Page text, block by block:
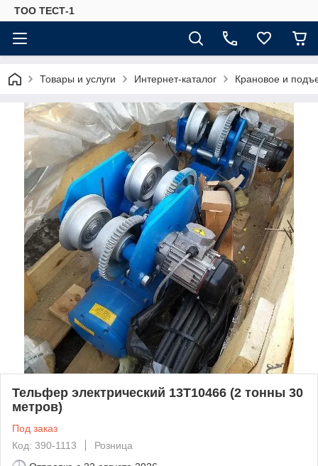
ТОО ТЕСТ-1
Товары и услуги Интернет-каталог Крановое и
Тельфер электрический 13Т10466 (2 тонны 30
метров)
Под заказ
Код: 390-1113
Розница